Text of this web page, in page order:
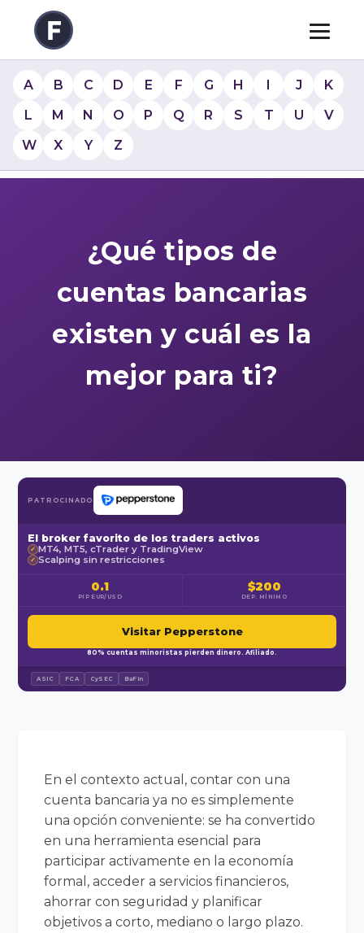
A B C D E F G H I J
K
L
M N O P Q R S T U
V
W
X Y Z
¿Qué tipos de
cuentas bancarias
existen y cuál es la
mejor para ti?
PATROCINADO
El broker favorito de los traders activos
✓ MT4, MT5, cTrader y TradingView
✓ Scalping sin restricciones
0.1
PIP EUR/USD
$200
DEP. MÍNIMO
Visitar Pepperstone
80% cuentas minoristas pierden dinero. Afiliado.
ASIC FCA CySEC BaFin
En el contexto actual, contar con una
cuenta bancaria ya no es simplemente
una opción conveniente: se ha convertido
en una herramienta esencial para
participar activamente en la economía
formal, acceder a servicios financieros,
ahorrar con seguridad y planificar
objetivos a corto, mediano o largo plazo.